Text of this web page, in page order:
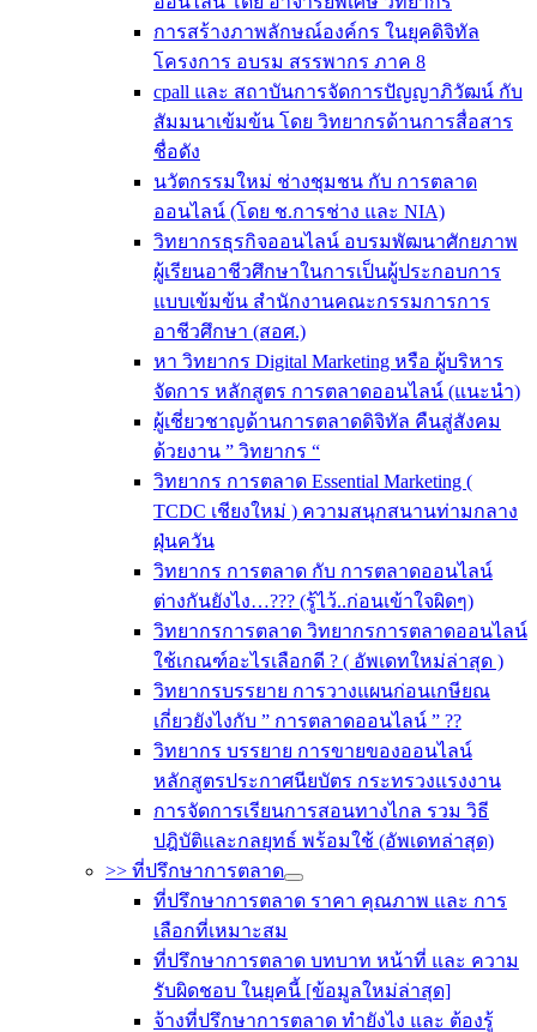
การสร้างภาพลักษณ์องค์กร ในยุคดิจิทัล
โครงการ อบรม สรรพากร ภาค 8
cpall และ สถาบันการจัดการปัญญาภิวัฒน์ กับ
สัมมนาเข้มข้น โดย วิทยากรด้านการสื่อสาร
ชื่อดัง
นวัตกรรมใหม่ ช่างชุมชน กับ การตลาด
ออนไลน์ (โดย ช.การช่าง และ NIA)
วิทยากรธุรกิจออนไลน์ อบรมพัฒนาศักยภาพ
ผู้เรียนอาชีวศึกษาในการเป็นผู้ประกอบการ
แบบเข้มข้น สำนักงานคณะกรรมการการ
อาชีวศึกษา (สอศ.)
หา วิทยากร Digital Marketing หรือ ผู้บริหาร
จัดการ หลักสูตร การตลาดออนไลน์ (แนะนำ)
ผู้เชี่ยวชาญด้านการตลาดดิจิทัล คืนสู่สังคม
ด้วยงาน ” วิทยากร “
วิทยากร การตลาด Essential Marketing (
TCDC เชียงใหม่ ) ความสนุกสนานท่ามกลาง
ฝุ่นควัน
วิทยากร การตลาด กับ การตลาดออนไลน์
ต่างกันยังไง…??? (รู้ไว้..ก่อนเข้าใจผิดๆ)
วิทยากรการตลาด วิทยากรการตลาดออนไลน์
ใช้เกณฑ์อะไรเลือกดี ? ( อัพเดทใหม่ล่าสุด )
วิทยากรบรรยาย การวางแผนก่อนเกษียณ
เกี่ยวยังไงกับ ” การตลาดออนไลน์ ” ??
วิทยากร บรรยาย การขายของออนไลน์
หลักสูตรประกาศนียบัตร กระทรวงแรงงาน
การจัดการเรียนการสอนทางไกล รวม วิธี
ปฎิบัติและกลยุทธ์ พร้อมใช้ (อัพเดทล่าสุด)
>> ที่ปรึกษาการตลาด
ที่ปรึกษาการตลาด ราคา คุณภาพ และ การ
เลือกที่เหมาะสม
ที่ปรึกษาการตลาด บทบาท หน้าที่ และ ความ
รับผิดชอบ ในยุคนี้ [ข้อมูลใหม่ล่าสุด]
จ้างที่ปรึกษาการตลาด ทำยังไง และ ต้องรู้